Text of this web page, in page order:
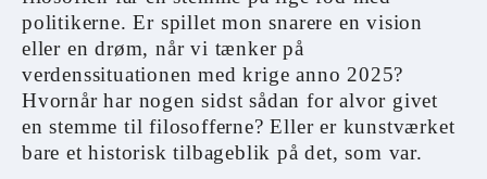
politikerne. Er spillet mon snarere en vision
eller en drøm, når vi tænker på
verdenssituationen med krige anno 2025?
Hvornår har nogen sidst sådan for alvor givet
en stemme til filosofferne? Eller er kunstværket
bare et historisk tilbageblik på det, som var.